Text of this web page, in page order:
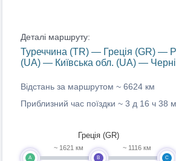
Деталі маршруту:
Туреччина (TR) — Греція (GR) —
(UA) — Київська обл. (UA) —
Відстань за маршрутом ~ 6624 км
Приблизний час поїздки ~ 3 д 16 ч 38 м
A
~ 1621 км
B
Греція (GR)
~ 1116 км
C